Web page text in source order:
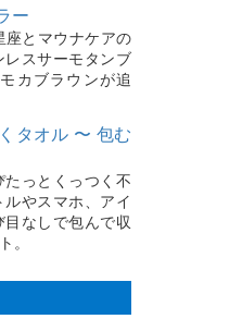
ー
座とマウナケアの
スサーモタンブ
カブラウンが追
タオル 〜 包む
っとくっつく不
やスマホ、アイ
なしで包んで収
。